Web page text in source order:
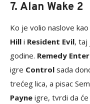
7. Alan Wake 2
Ko je volio naslove
Hill i Resident Evil, taj
godine. Remedy
igre Control sada
trećeg lica, a pisac
Payne igre, tvrdi da